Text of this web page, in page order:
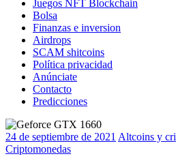
Juegos NFT Blockchain
Bolsa
Finanzas e inversion
Airdrops
SCAM shitcoins
Política privacidad
Anúnciate
Contacto
Predicciones
24 de septiembre de 2021 Altcoins y
Criptomonedas